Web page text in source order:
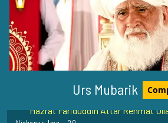
Urs Mubarik
Hazrat Abdullah Shah Ghazi
Karachi - 20
Eid-ul-Milad Un Nabi (Sallal o alhia
Nishapur, Iran - 29